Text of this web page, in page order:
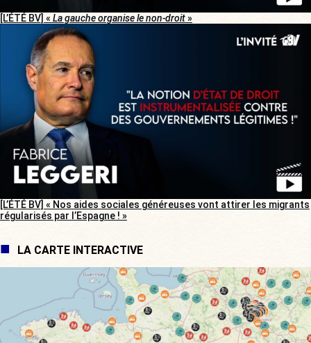
[L’ÉTÉ BV] « La gauche organise le non-droit»
[L’ÉTÉ BV] « Nos aides sociales généreuses vont attirer les migrants
régularisés par l’Espagne ! »
LA CARTE INTERACTIVE